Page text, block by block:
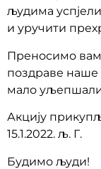
људима
и уручити
Преносимо вам
поздраве наше
мало
Акцију
15.1.2022. љ. Г.
Будимо људи!